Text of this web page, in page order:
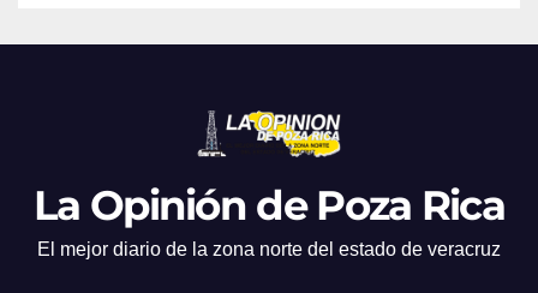
La Opinión de Poza Rica
El mejor diario de la zona norte del estado de veracruz